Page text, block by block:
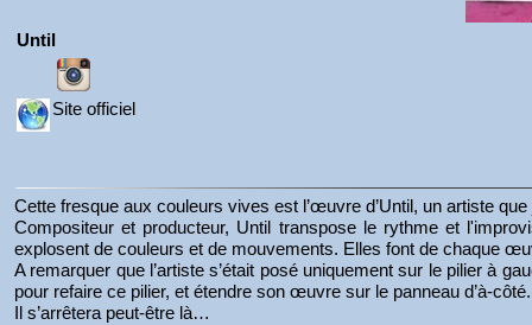
Until
Site officiel
Cette fresque aux couleurs vives est l’œuvre d’Until, un artiste
Compositeur et producteur, Until transpose le rythme et
explosent de couleurs et de mouvements. Elles font de chaque
A remarquer que l’artiste s’était posé uniquement sur le pilier à
pour refaire ce pilier, et étendre son œuvre sur le panneau d’à-
Il s’arrêtera peut-être là…